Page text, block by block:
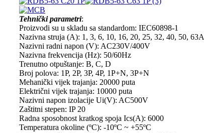
Tehnički parametri:
Proizvodi su u skladu sa standardom: IEC60898-1
Nazivna struja (A): 1, 3, 6, 10, 16, 20, 25, 32, 40, 50, 63A
Nazivni radni napon (V): AC230V/400V
Nazivna frekvencija (Hz): 50/60Hz
Trenutno otpuštanje: B, C, D
Broj polova: 1P, 2P, 3P, 4P, 1P+N, 3P+N
Mehanički vijek trajanja: 20000 puta
Električni vijek trajanja: 10000 puta
Nazivni napon izolacije Ui(V): AC500V
Zaštitni stepen: IP 20
Radna sposobnost kratkog spoja Ics(A): 6000
Temperatura okoline (ºC): -10ºC ~ +55ºC